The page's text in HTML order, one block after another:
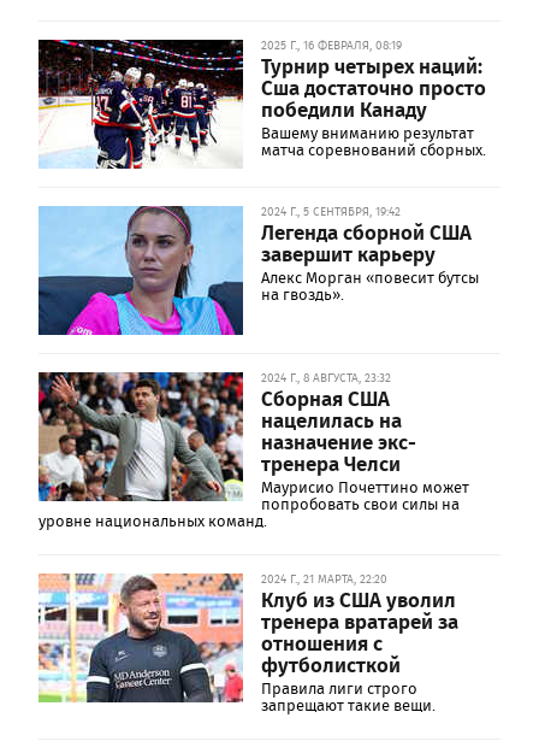
2025 Г., 16 ФЕВРАЛЯ, 08:19
Турнир четырех наций:
Сша достаточно просто
победили Канаду
Вашему вниманию результат
матча соревнований сборных.
2024 Г., 5 СЕНТЯБРЯ, 19:42
Легенда сборной США
завершит карьеру
Алекс Морган «повесит бутсы
на гвоздь».
2024 Г., 8 АВГУСТА, 23:32
Сборная США
нацелилась на
назначение экс-
тренера Челси
Маурисио Почеттино может
попробовать свои силы на
уровне национальных команд.
2024 Г., 21 МАРТА, 22:20
Клуб из США уволил
тренера вратарей за
отношения с
футболисткой
Правила лиги строго
запрещают такие вещи.